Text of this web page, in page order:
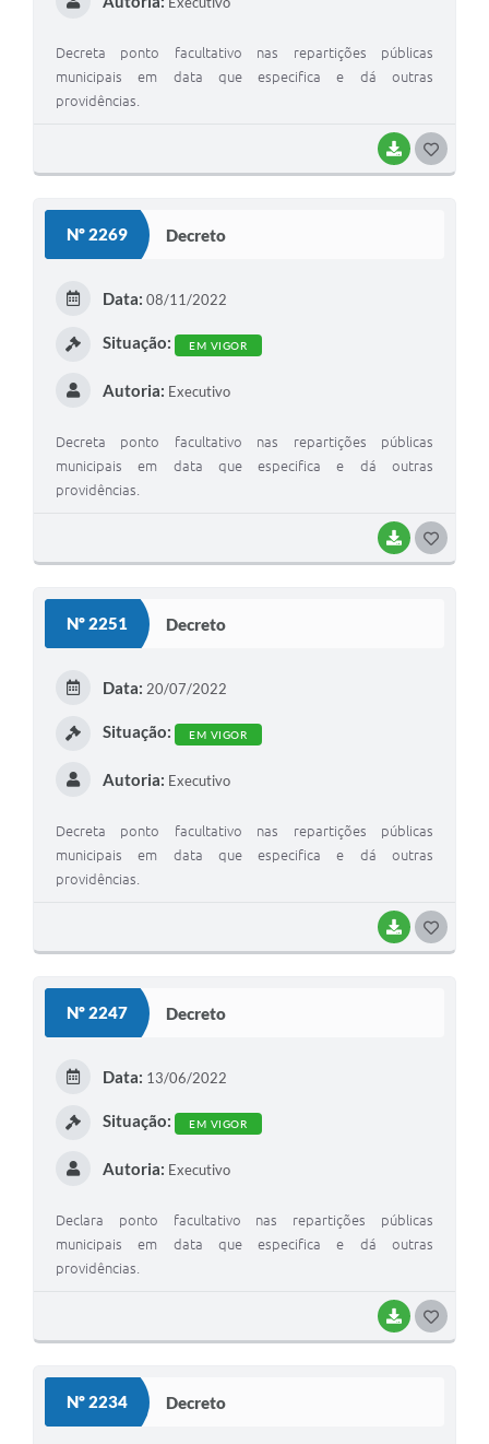
BAIXAR
Decreta ponto facultativo nas repartições públicas
municipais em data que especifica e dá outras
providências.
Nº 2269 Decreto
BAIXAR
Data: 08/11/2022
Situação: EM VIGOR
Autoria: Executivo
Decreta ponto facultativo nas repartições públicas
municipais em data que especifica e dá outras
providências.
Nº 2251 Decreto
BAIXAR
Data: 20/07/2022
Situação: EM VIGOR
Autoria: Executivo
Decreta ponto facultativo nas repartições públicas
municipais em data que especifica e dá outras
providências.
Nº 2247 Decreto
BAIXAR
Data: 13/06/2022
Situação: EM VIGOR
Autoria: Executivo
Declara ponto facultativo nas repartições públicas
municipais em data que especifica e dá outras
providências.
Nº 2234 Decreto